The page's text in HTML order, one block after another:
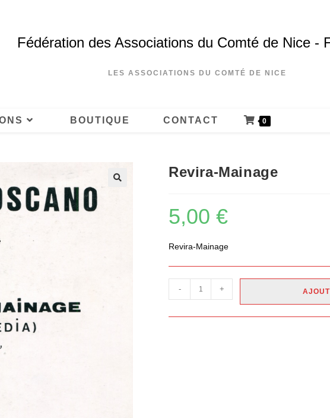
Fédération des Associations du Comté de Nice -
LES ASSOCIATIONS DU COMTÉ DE NICE
BOUTIQUE CONTACT 0
Revira-Mainage
5,00 €
Revira-Mainage
- +